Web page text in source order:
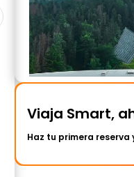
Viaja Smart,
Haz tu primera